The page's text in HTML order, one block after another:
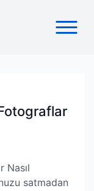
Nasıl
satmadan